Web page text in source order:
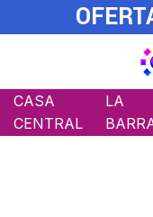
CASA
CENTRAL
LA